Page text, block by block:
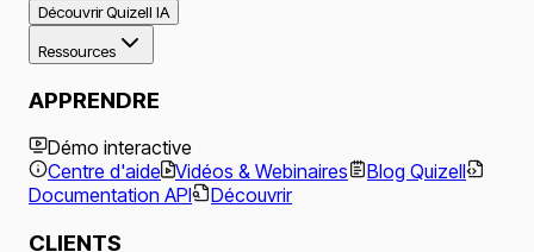
Découvrir Quizell IA
Ressources
APPRENDRE
Démo interactive
Centre d'aide
Vidéos & Webinaires
Blog Quizell
Documentation API
Découvrir
CLIENTS